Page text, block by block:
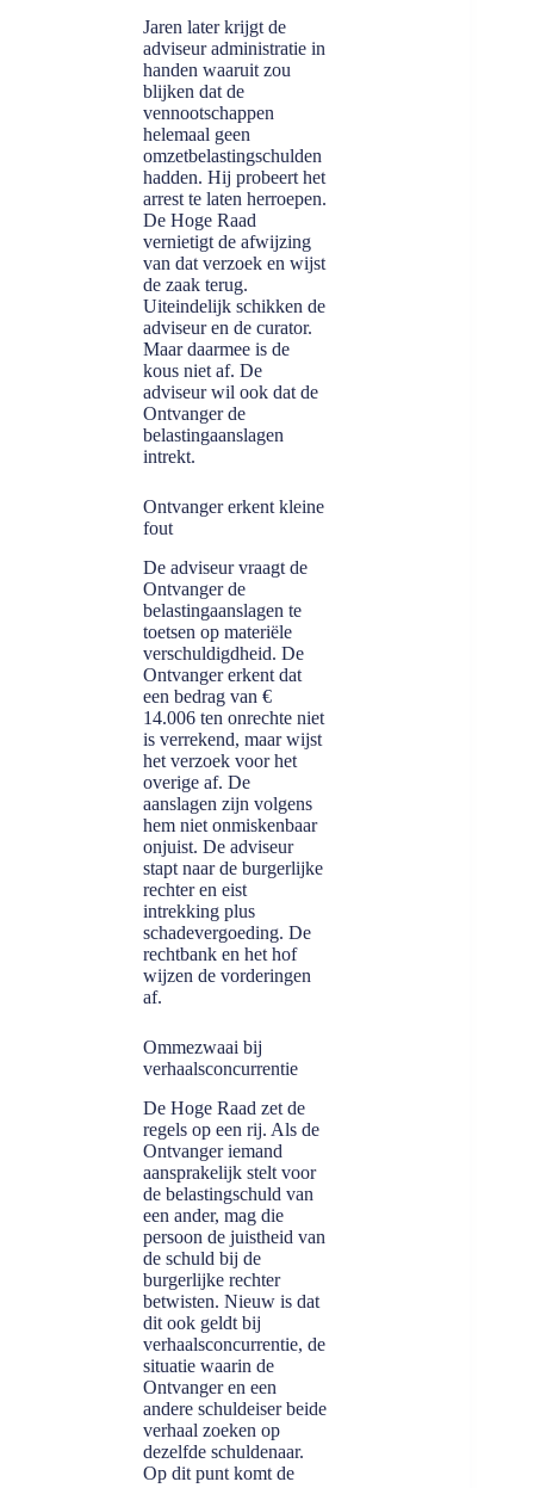
Jaren later krijgt de
adviseur administratie in
handen waaruit zou
blijken dat de
vennootschappen
helemaal geen
omzetbelastingschulden
hadden. Hij probeert het
arrest te laten herroepen.
De Hoge Raad
vernietigt de afwijzing
van dat verzoek en wijst
de zaak terug.
Uiteindelijk schikken de
adviseur en de curator.
Maar daarmee is de
kous niet af. De
adviseur wil ook dat de
Ontvanger de
belastingaanslagen
intrekt.
Ontvanger erkent kleine
fout
De adviseur vraagt de
Ontvanger de
belastingaanslagen te
toetsen op materiële
verschuldigdheid. De
Ontvanger erkent dat
een bedrag van €
14.006 ten onrechte niet
is verrekend, maar wijst
het verzoek voor het
overige af. De
aanslagen zijn volgens
hem niet onmiskenbaar
onjuist. De adviseur
stapt naar de burgerlijke
rechter en eist
intrekking plus
schadevergoeding. De
rechtbank en het hof
wijzen de vorderingen
af.
Ommezwaai bij
verhaalsconcurrentie
De Hoge Raad zet de
regels op een rij. Als de
Ontvanger iemand
aansprakelijk stelt voor
de belastingschuld van
een ander, mag die
persoon de juistheid van
de schuld bij de
burgerlijke rechter
betwisten. Nieuw is dat
dit ook geldt bij
verhaalsconcurrentie, de
situatie waarin de
Ontvanger en een
andere schuldeiser beide
verhaal zoeken op
dezelfde schuldenaar.
Op dit punt komt de